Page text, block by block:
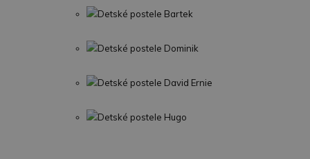
Detské postele Bartek
Detské postele Dominik
Detské postele David Ernie
Detské postele Hugo